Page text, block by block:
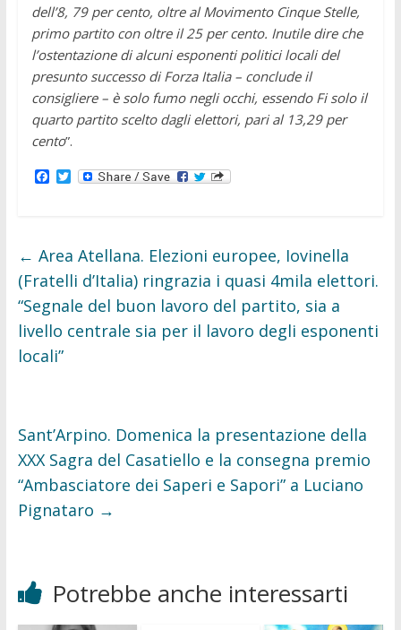
dell’8, 79 per cento, oltre al Movimento Cinque Stelle,
primo partito con oltre il 25 per cento. Inutile dire che
l’ostentazione di alcuni esponenti politici locali del
presunto successo di Forza Italia – conclude il
consigliere – è solo fumo negli occhi, essendo Fi solo il
quarto partito scelto dagli elettori, pari al 13,29 per
cento”.
F
o
o
k
T
e
r
← Area Atellana. Elezioni europee, Iovinella
(Fratelli d’Italia) ringrazia i quasi 4mila elettori.
“Segnale del buon lavoro del partito, sia a
livello centrale sia per il lavoro degli esponenti
locali”
Sant’Arpino. Domenica la presentazione della
XXX Sagra del Casatiello e la consegna premio
“Ambasciatore dei Saperi e Sapori” a Luciano
Pignataro →
Potrebbe anche interessarti